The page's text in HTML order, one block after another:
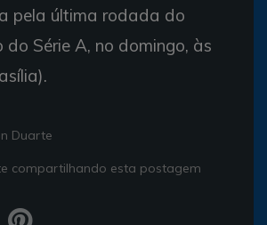
pela última rodada do
do Série A, no domingo, às
Duarte
compartilhando esta postagem